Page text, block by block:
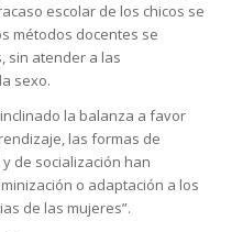
escolar de los chicos se
métodos docentes se
sin atender a las
sexo.
la balanza a favor
las formas de
de socialización han
o adaptación a los
de las mujeres”.